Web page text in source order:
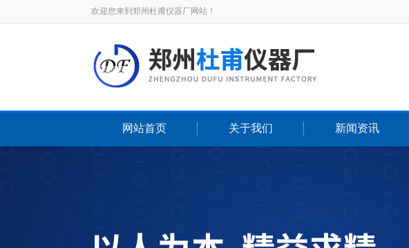
欢迎您来到郑州杜甫仪器厂网站！
网站首页 关于我们 新闻资讯